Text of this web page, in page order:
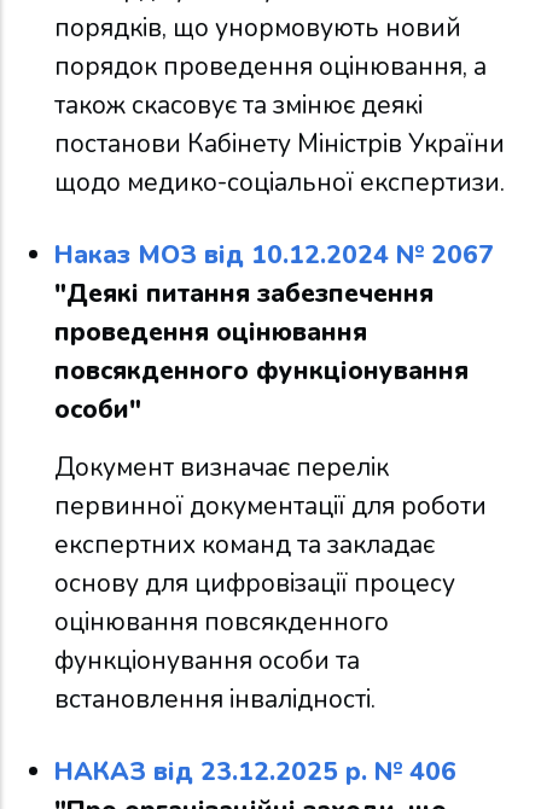
порядків, що унормовують новий
порядок проведення оцінювання, а
також скасовує та змінює деякі
постанови Кабінету Міністрів України
щодо медико-соціальної експертизи.
Наказ МОЗ від 10.12.2024 № 2067
"Деякі питання забезпечення
проведення оцінювання
повсякденного функціонування
особи"
Документ визначає перелік
первинної документації для роботи
експертних команд та закладає
основу для цифровізації процесу
оцінювання повсякденного
функціонування особи та
встановлення інвалідності.
НАКАЗ від 23.12.2025 р. № 406